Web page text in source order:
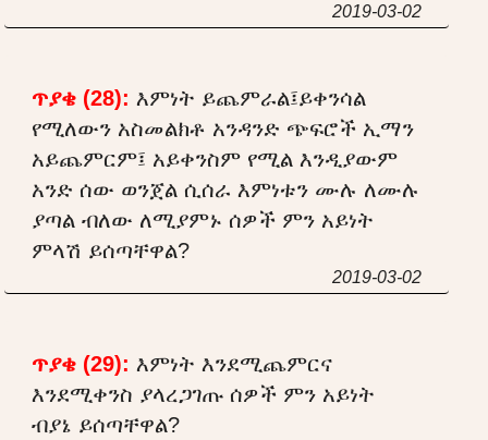
2019-03-02
ጥያቄ (28): እምነት ይጨምራል፤ይቀንሳል
የሚለውን አስመልክቶ አንዳንድ ጭፍሮች ኢማን
አይጨምርም፤ አይቀንስም የሚል እንዲያውም
አንድ ሰው ወንጀል ሲሰራ እምነቱን ሙሉ ለሙሉ
ያጣል ብለው ለሚያምኑ ሰዎች ምን አይነት
ምላሽ ይሰጣቸዋል?
2019-03-02
ጥያቄ (29): እምነት እንደሚጨምርና
እንደሚቀንስ ያላረጋገጡ ሰዎች ምን አይነት
ብያኔ ይሰጣቸዋል?